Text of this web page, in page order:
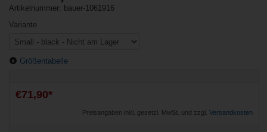
Artikelnummer: bauer-1061916
Variante
Größentabelle
€71,90*
Preisangaben inkl. gesetzl. MwSt. und zzgl. Versandkosten